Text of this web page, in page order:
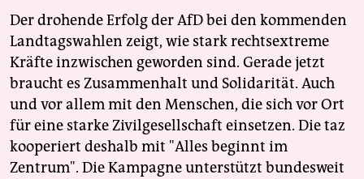
Der drohende Erfolg der AfD bei den kommenden
Landtagswahlen zeigt, wie stark rechtsextreme
Kräfte inzwischen geworden sind. Gerade jetzt
braucht es Zusammenhalt und Solidarität. Auch
und vor allem mit den Menschen, die sich vor Ort
für eine starke Zivilgesellschaft einsetzen. Die taz
kooperiert deshalb mit "Alles beginnt im
Zentrum". Die Kampagne unterstützt bundesweit